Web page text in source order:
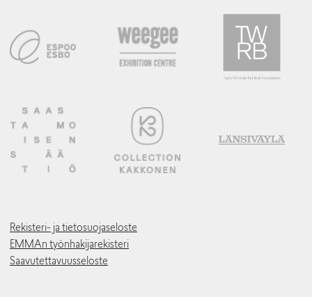
Rekisteri- ja tietosuojaseloste
EMMAn työnhakijarekisteri
Saavutettavuusseloste